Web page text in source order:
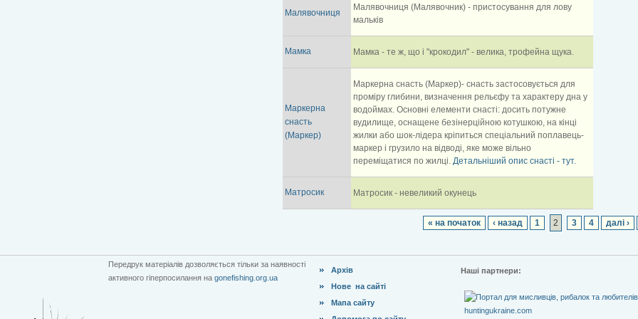
Малявочниця
Малявочниця (Малявочник) - пристосування для лову
мальків
Мамка Мамка - те ж, що і "крокодил" - велика, трофейна щука.
Маркерна
снасть
(Маркер)
Маркерна снасть (Маркер)- снасть застосовується для
проміру глибини, визначення рельєфу та характеру дна у
водоймах. Основні елементи снасті: досить потужне
вудилище, оснащене безінерційною котушкою, на кінці
жилки або шок-лідера кріпиться спеціальний поплавець-
маркер і грузило на відводі, яке може вільно
переміщатися по жилці. Детальніший опис снасті - тут.
Матросик Матросик - невеликий окунець
« на початок ‹ назад 1 2 3 4 далі ›
Передрук матеріалів дозволяється тільки за наявності
активного гіперпосилання на gonefishing.org.ua
Архів
Нове на сайті
Мапа сайту
Наші партнери: